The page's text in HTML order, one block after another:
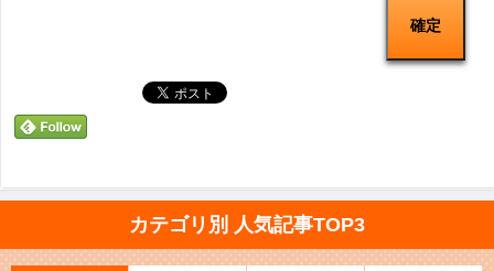
カテゴリ別 人気記事TOP3